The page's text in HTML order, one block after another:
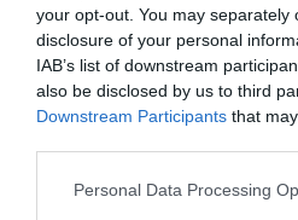
your opt-out. You may separately
disclosure of your personal
IAB’s list of downstream
also be disclosed by us to third
Downstream Participants that
Please note that this website/app
Personal Data Processing